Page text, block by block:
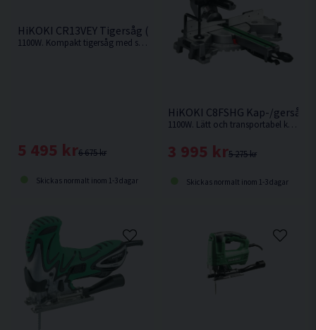
HiKOKI CR13VEY Tigersåg (1100W)
1100W. Kompakt tigersåg med stark motor och hög avverkningskapacitet.
6 675 kr
5 495 kr
Skickas normalt inom 1-3 dagar
HiKOKI C8FSHG Kap-/gersåg
1100W. Lätt och transportabel kap-/gersåg med hög sågkapacitet och lasermarkör.
5 275 kr
3 995 kr
Skickas normalt inom 1-3 dagar